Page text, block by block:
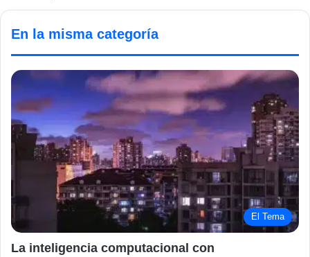
En la misma categoría
El Tema
La inteligencia computacional con